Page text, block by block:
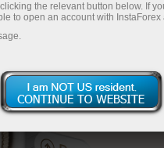
فوركس
30%
عروض ترويجية وعروض خاصة أخرى.
the relevant button below. If
to open an account with InstaForex